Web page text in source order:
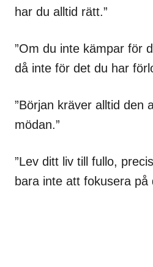
har du alltid rätt.”
”Om du inte kämpar för
då inte för det du har
”Början kräver alltid den
mödan.”
”Lev ditt liv till fullo,
bara inte att fokusera på